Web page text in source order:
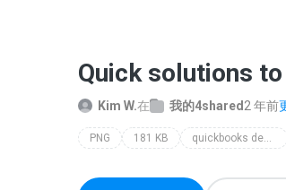
Quick solutions
Kim W.在 我的4shared 2 年前
PNG 181 KB quickbooks desktop error 1603